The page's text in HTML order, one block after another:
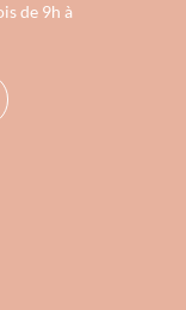
de 9h à